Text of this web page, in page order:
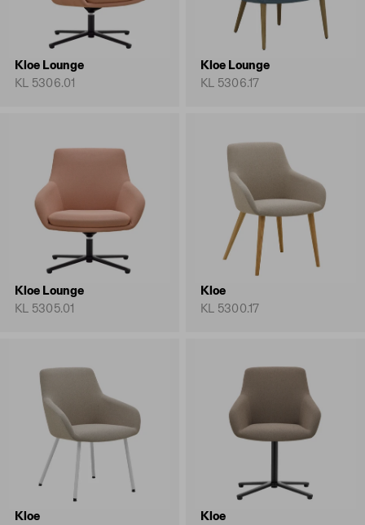
Kloe Lounge
KL 5306.01
Kloe Lounge
KL 5306.17
Kloe Lounge
KL 5305.01
Kloe
KL 5300.17
Kloe
Kloe